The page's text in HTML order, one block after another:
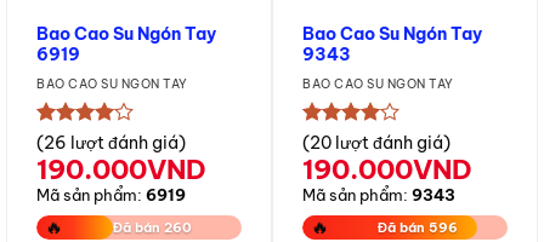
Bao Cao Su Ngón Tay
6919
BAO CAO SU NGÓN TAY
★★★★★
(26 lượt đánh giá)
190.000VND
Mã sản phẩm: 6919
🔥 Đã bán 260
Bao Cao Su Ngón Tay
9343
BAO CAO SU NGÓN TAY
★★★★★
(20 lượt đánh giá)
190.000VND
Mã sản phẩm: 9343
🔥 Đã bán 596